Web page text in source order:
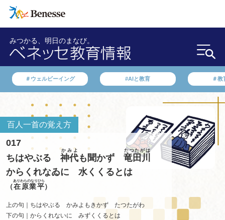
みつかる、明日のまなび。
＃ウェルビーイング #AIと教育 ＃教
百人一首の覚え方
017
ちはやぶる 神代
かみよ
も聞かず 竜田川
たつたがは
からくれなゐに 水くくるとは
（在原業平
ありわらのなりひら
）
上の句｜ちはやぶる かみよもきかず たつたがわ
下の句｜からくれないに みずくくるとは